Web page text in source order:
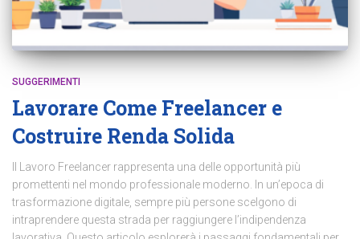
SUGGERIMENTI
Lavorare Come Freelancer e
Costruire Renda Solida
Il Lavoro Freelancer rappresenta una delle opportunità più
promettenti nel mondo professionale moderno. In un’epoca di
trasformazione digitale, sempre più persone scelgono di
intraprendere questa strada per raggiungere l’indipendenza